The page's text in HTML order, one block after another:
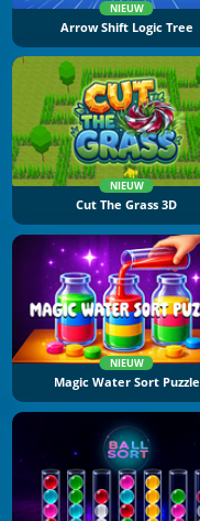
NIEUW
Arrow Shift Logic Tree
NIEUW
Cut The Grass 3D
NIEUW
Magic Water Sort Puzzle